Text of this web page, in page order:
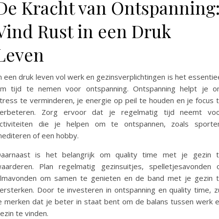
Kracht van Ontspanning:
Rust in een Druk
een druk leven vol werk en gezinsverplichtingen is het
tijd te nemen voor ontspanning. Ontspanning helpt je
te verminderen, je energie op peil te houden en je focus
Zorg ervoor dat je regelmatig tijd neemt
die je helpen om te ontspannen, zoals
of een hobby.
is het belangrijk om quality time met je gezin
Plan regelmatig gezinsuitjes, spelletjesavonden
om samen te genieten en de band met je gezin
Door te investeren in ontspanning en quality time,
merken dat je beter in staat bent om de balans tussen werk
te vinden.